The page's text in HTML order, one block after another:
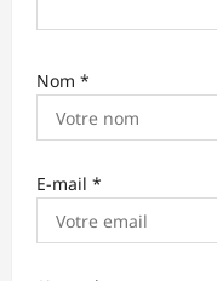
Nom *
E-mail *